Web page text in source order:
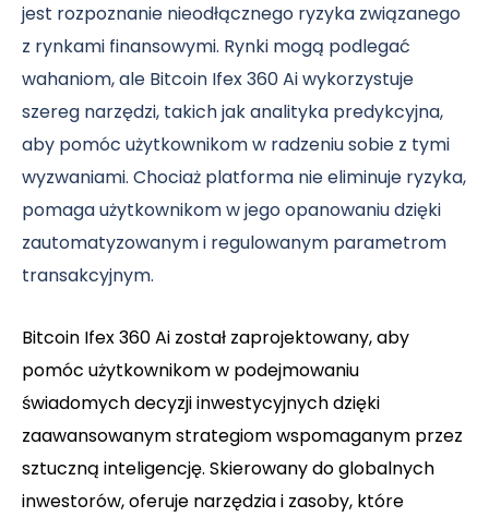
jest rozpoznanie nieodłącznego ryzyka związanego
z rynkami finansowymi. Rynki mogą podlegać
wahaniom, ale Bitcoin Ifex 360 Ai wykorzystuje
szereg narzędzi, takich jak analityka predykcyjna,
aby pomóc użytkownikom w radzeniu sobie z tymi
wyzwaniami. Chociaż platforma nie eliminuje ryzyka,
pomaga użytkownikom w jego opanowaniu dzięki
zautomatyzowanym i regulowanym parametrom
transakcyjnym.
Bitcoin Ifex 360 Ai został zaprojektowany, aby
pomóc użytkownikom w podejmowaniu
świadomych decyzji inwestycyjnych dzięki
zaawansowanym strategiom wspomaganym przez
sztuczną inteligencję. Skierowany do globalnych
inwestorów, oferuje narzędzia i zasoby, które